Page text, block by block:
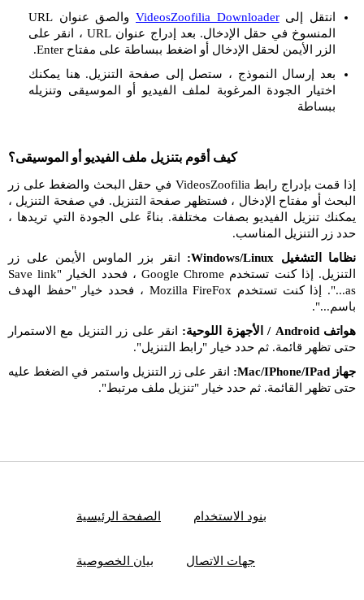
انتقل إلىVideosZoofilia Downloader
والصق عنوان URL
المنسوخ في حقل الإدخال. بعد إدراج عنوان URL ، انقر على
الزر الأيمن لحقل الإدخال أو اضغط ببساطة على مفتاح Enter.
بعد إرسال النموذج ، ستصل إلى صفحة التنزيل. هنا يمكنك
اختيار الجودة المرغوبة لملف الفيديو أو الموسيقى وتنزيله
ببساطة
كيف أقوم بتنزيل ملف الفيديو أو الموسيقى؟
إذا قمت بإدراج رابط VideosZoofilia في حقل البحث والضغط على زر
البحث أو مفتاح الإدخال ، فستظهر صفحة التنزيل. في صفحة التنزيل ،
يمكنك تنزيل الفيديو بصفات مختلفة. بناءً على الجودة التي تريدها ،
حدد زر التنزيل المناسب.
نظاما التشغيل Windows/Linux:
انقر بزر الماوس الأيمن على زر
التنزيل. إذا كنت تستخدم Google Chrome ، فحدد الخيار "Save link
as...". إذا كنت تستخدم Mozilla FireFox ، فحدد خيار "حفظ الهدف
باسم...".
هواتف Android / الأجهزة اللوحية:
انقر على زر التنزيل مع الاستمرار
حتى تظهر قائمة. ثم حدد خيار "رابط التنزيل".
جهاز Mac/IPhone/IPad:
انقر على زر التنزيل واستمر في الضغط عليه
حتى تظهر القائمة. ثم حدد خيار "تنزيل ملف مرتبط".
الصفحة الرئيسية بنود الاستخدام
بيان الخصوصية جهات الاتصال